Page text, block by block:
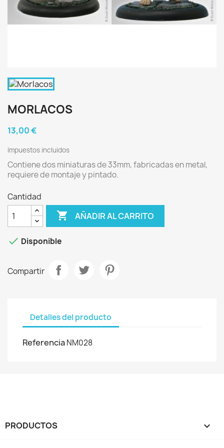
MORLACOS
13,00 €
Impuestos incluidos
Contiene dos miniaturas de 33mm, fabricadas en metal,
requiere de montaje y pintado.
Cantidad
 AÑADIR AL CARRITO
 Disponible
Compartir
Detalles del producto
ReferenciaNM028
PRODUCTOS 